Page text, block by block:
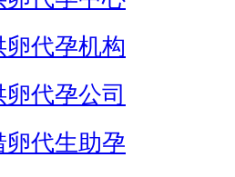
卵代孕机构
代孕公司
卵代生助孕